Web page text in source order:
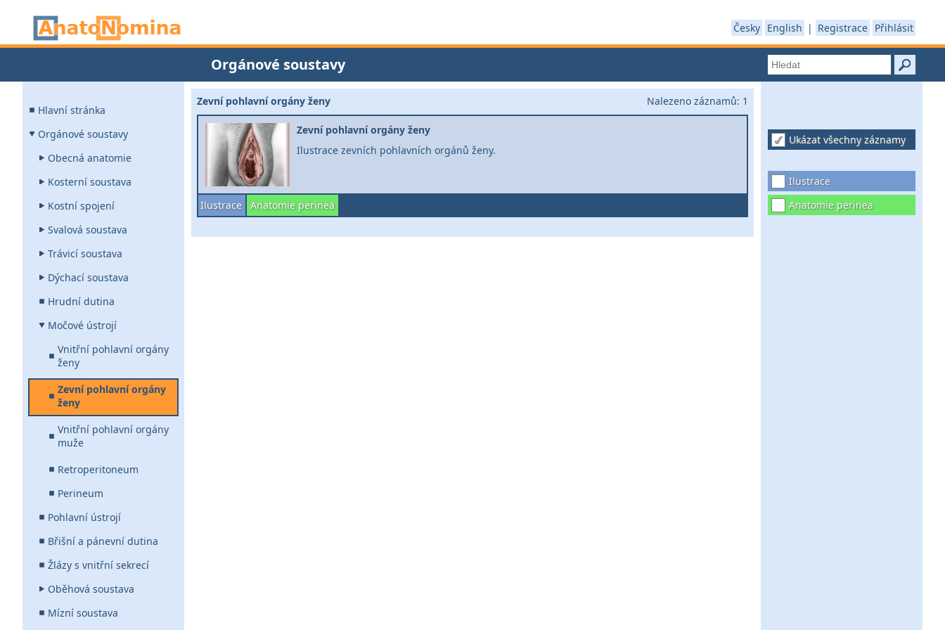
Česky English | Registrace Přihlásit
Orgánové soustavy
Hlavní stránka
Orgánové soustavy
Obecná anatomie
Kosterní soustava
Kostní spojení
Svalová soustava
Trávicí soustava
Dýchací soustava
Hrudní dutina
Močové ústrojí
Vnitřní pohlavní orgány
ženy
Zevní pohlavní orgány
ženy
Vnitřní pohlavní orgány
muže
Retroperitoneum
Perineum
Pohlavní ústrojí
Břišní a pánevní dutina
Žlázy s vnitřní sekrecí
Oběhová soustava
Mízní soustava
Zevní pohlavní orgány ženy Nalezeno záznamů: 1
Zevní pohlavní orgány ženy
Ilustrace zevních pohlavních orgánů ženy.
Ilustrace Anatomie perinea
Ukázat všechny záznamy
Ilustrace
Anatomie perinea